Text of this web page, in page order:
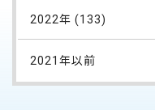
2022年 (133)
2021年以前